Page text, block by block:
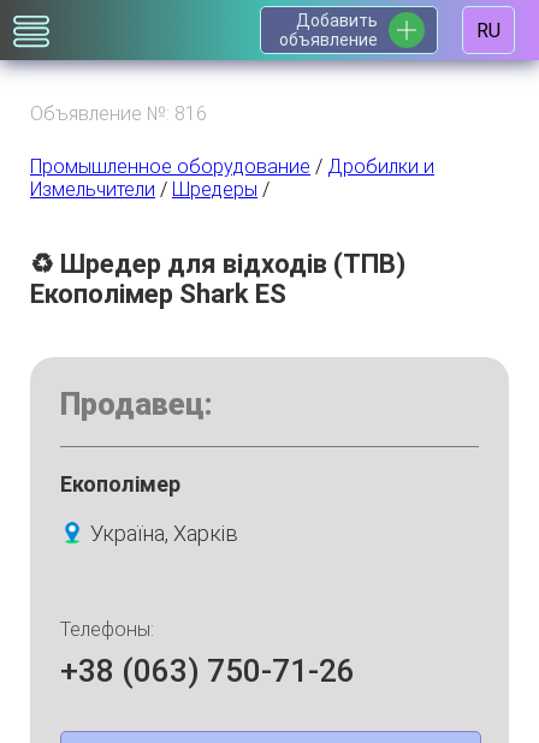
Добавить
объявление
RU
Объявление №: 816
Промышленное оборудование / Дробилки и
Измельчители / Шредеры /
♻️ Шредер для відходів (ТПВ)
Екополімер Shark ES
Продавец:
Екополімер
Україна, Харків
Телефоны:
+38 (063) 750-71-26